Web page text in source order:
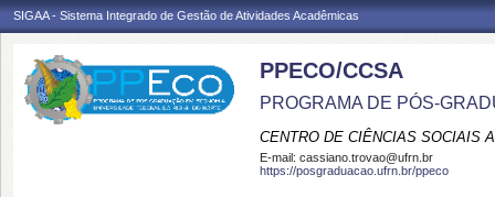
SIGAA - Sistema Integrado de Gestão de Atividades Acadêmicas
PPECO/CCSA
PROGRAMA DE PÓS-
CENTRO DE CIÊNCIAS SOCIAIS
E-mail: cassiano.trovao@ufrn.br
https://posgraduacao.ufrn.br/ppeco